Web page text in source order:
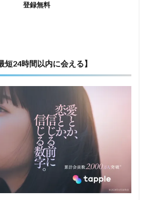
登録無料
短24時間以内に会える】